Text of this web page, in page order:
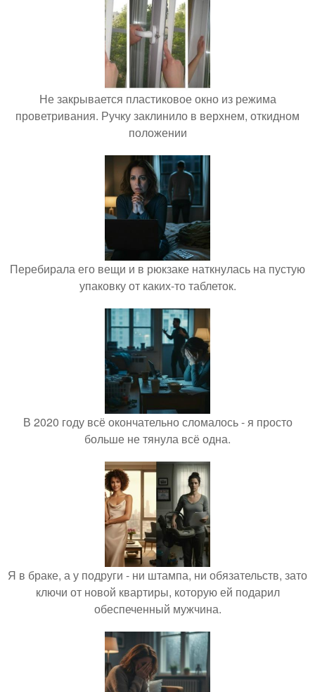
Не закрывается пластиковое окно из режима
проветривания. Ручку заклинило в верхнем, откидном
положении
Перебирала его вещи и в рюкзаке наткнулась на пустую
упаковку от каких-то таблеток.
В 2020 году всё окончательно сломалось - я просто
больше не тянула всё одна.
Я в браке, а у подруги - ни штампа, ни обязательств, зато
ключи от новой квартиры, которую ей подарил
обеспеченный мужчина.